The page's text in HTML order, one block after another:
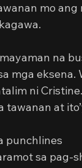
mo
na
mga
ni
tawanan at
punchlines
sa pag-